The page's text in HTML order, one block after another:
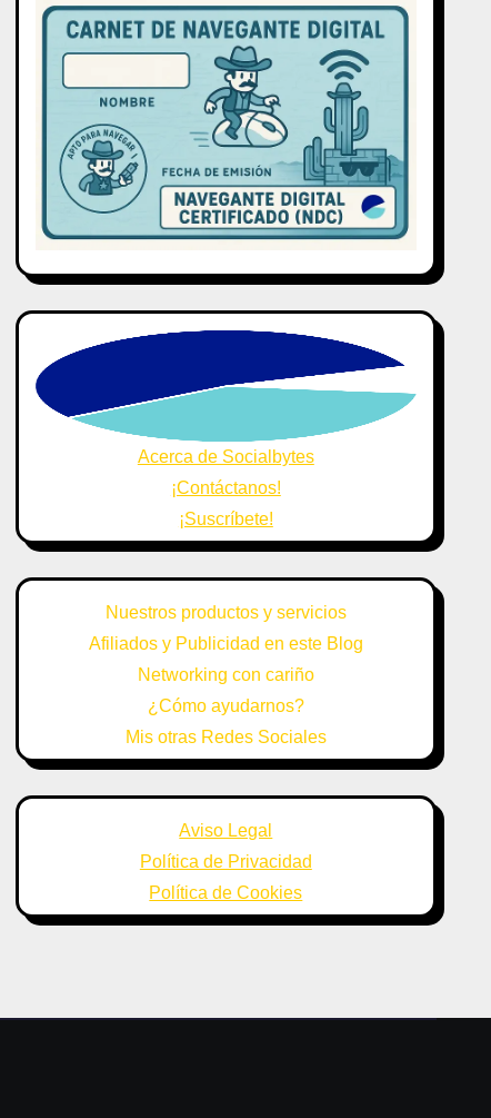
Acerca de Socialbytes
¡Contáctanos!
¡Suscríbete!
Nuestros productos y servicios
Afiliados y Publicidad en este Blog
Networking con cariño
¿Cómo ayudarnos?
Mis otras Redes Sociales
Aviso Legal
Política de Privacidad
Política de Cookies